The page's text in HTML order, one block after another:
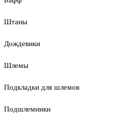
Штаны
Дождевики
Шлемы
Подкладки для шлемов
Подшлемники